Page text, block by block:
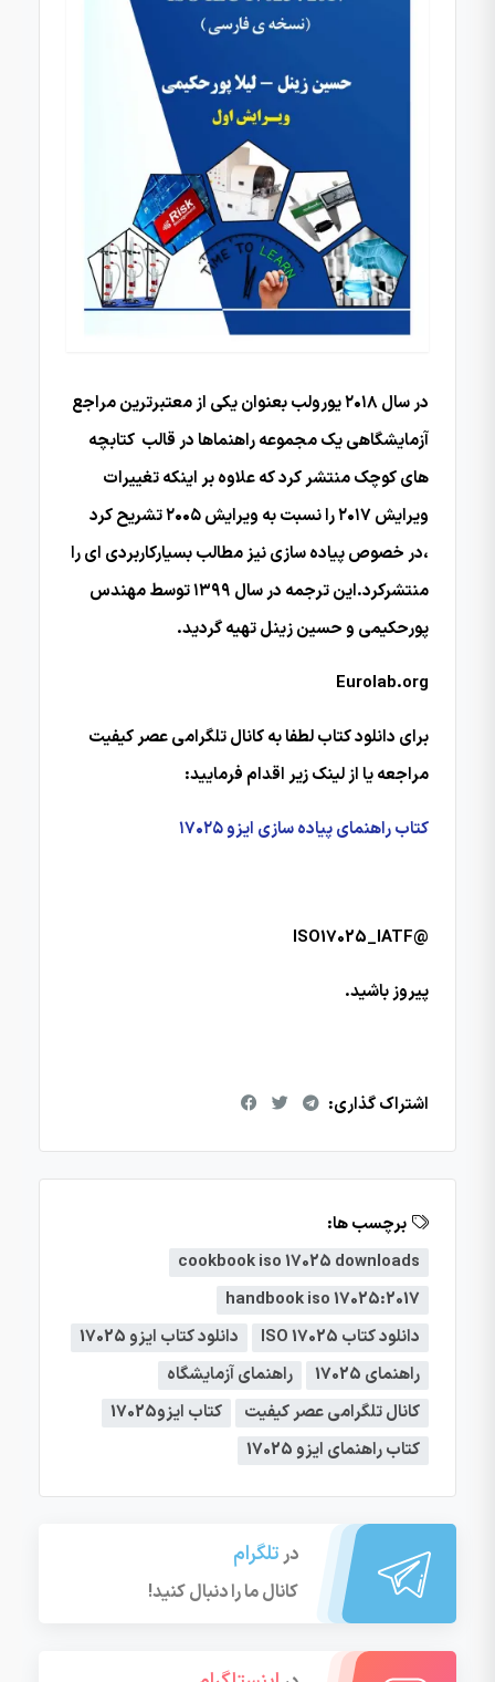
در سال ۲۰۱۸ یورولب بعنوان یکی از معتبرترین مراجع
آزمایشگاهی یک مجموعه راهنماها در قالب کتابچه
های کوچک منتشر کرد که علاوه بر اینکه تغییرات
ویرایش ۲۰۱۷ را نسبت به ویرایش ۲۰۰۵ تشریح کرد
،در خصوص پیاده سازی نیز مطالب بسیارکاربردی ای را
منتشرکرد.این ترجمه در سال ۱۳۹۹ توسط مهندس
پورحکیمی و حسین زینل تهیه گردید.
Eurolab.org
برای دانلود کتاب لطفا به کانال تلگرامی عصر کیفیت
مراجعه یا از لینک زیر اقدام فرمایید:
کتاب راهنمای پیاده سازی ایزو ۱۷۰۲۵
@ISO17025_IATF
پیروز باشید.
اشتراک گذاری:
برچسب ها:
cookbook iso 17025 downloads
handbook iso 17025:2017
دانلود کتاب ISO 17025
دانلود کتاب ایزو 17025
راهنمای 17025
راهنمای آزمایشگاه
کانال تلگرامی عصر کیفیت
کتاب ایزو17025
کتاب راهنمای ایزو 17025
درتلگرام
کانال ما را دنبال کنید!